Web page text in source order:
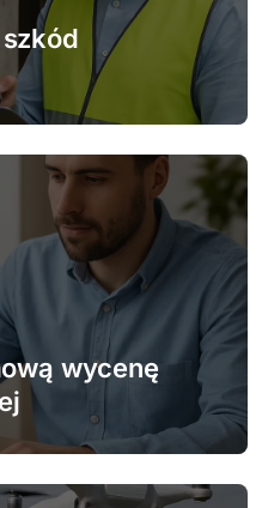
wycenę